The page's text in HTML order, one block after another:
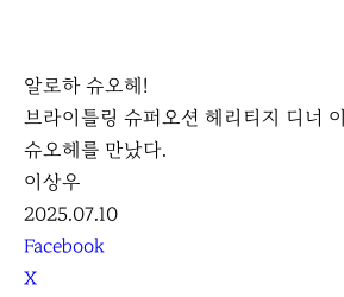
C
알로하 슈오헤!
브라이틀링 슈퍼오션 헤리티지 디너
슈오헤를 만났다.
이상우
2025.07.10
S
N
Facebook
X